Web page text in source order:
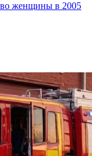
женщины в 2005